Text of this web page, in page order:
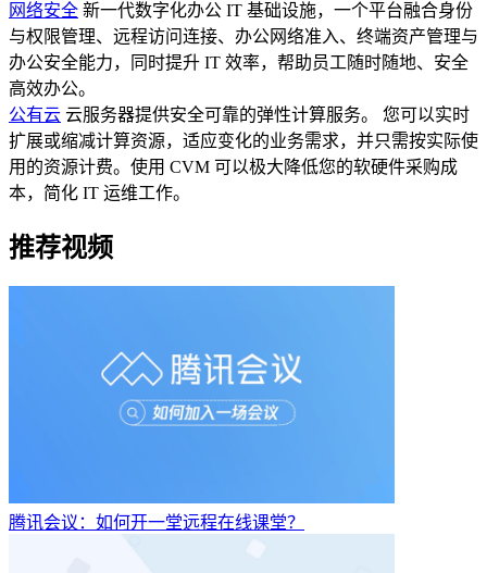
网络安全 新一代数字化办公 IT 基础设施，一个平台融合身份
与权限管理、远程访问连接、办公网络准入、终端资产管理与
办公安全能力，同时提升 IT 效率，帮助员工随时随地、安全
高效办公。
公有云 云服务器提供安全可靠的弹性计算服务。 您可以实时
扩展或缩减计算资源，适应变化的业务需求，并只需按实际使
用的资源计费。使用 CVM 可以极大降低您的软硬件采购成
本，简化 IT 运维工作。
推荐视频
腾讯会议：如何开一堂远程在线课堂？